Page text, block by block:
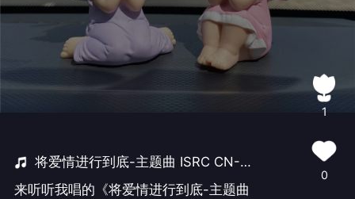
将爱情进行到底-主题曲 ISRC CN-F13-99-352-02
来听听我唱的《将爱情进行到底-主题曲
1
0